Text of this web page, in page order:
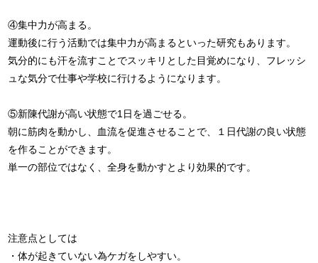
④集中力が高まる。
運動後に行う活動では集中力が高まるといった研究もあります。
気分的にも汗を流すことでスッキリとした目覚めになり、フレッシ
ュな気分で仕事や学校に行けるようになります。
⑤新陳代謝が高い状態で1日を過ごせる。
朝に筋肉を動かし、血流を促進させることで、１日代謝の良い状態
を作ることができます。
単一の部位ではなく、全身を動かすとより効果的です。
注意点としては
・体が起きていない為ケガをしやすい。